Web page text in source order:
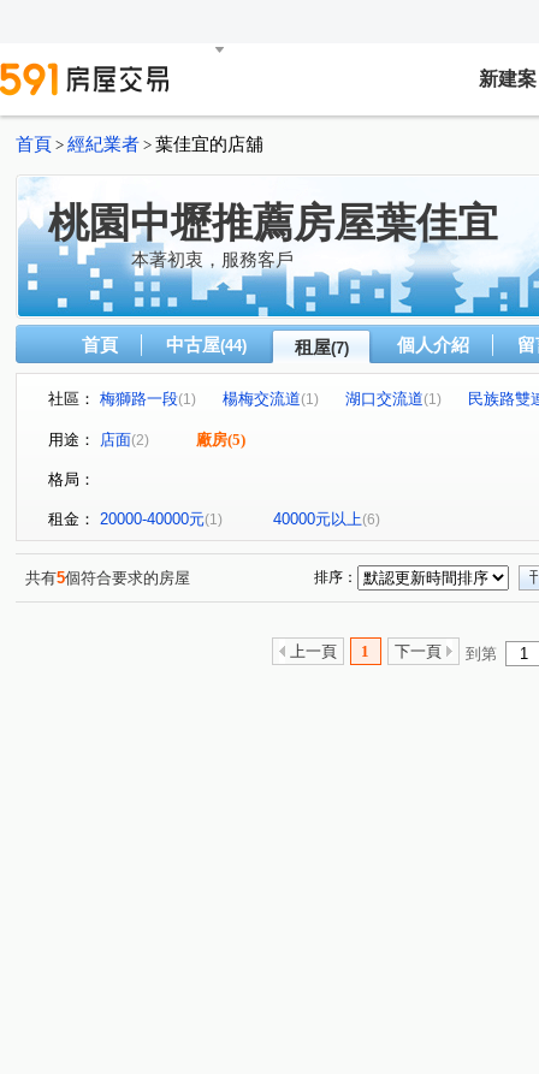
新建案
首頁 > 經紀業者 > 葉佳宜的店舖
桃園中壢推薦房屋葉佳宜
本著初衷，服務客戶
首頁 中古屋(44) 租屋(7) 個人介紹
社區： 梅獅路一段(1) 楊梅交流道(1) 湖口交流道(1)
民族路雙
中華路二段
用途： 店面(2) 廠房(5)
格局：
租金： 20000-40000元(1) 40000元以上(6)
共有5個符合要求的房屋 排序：
上一頁 1 下一頁 到第